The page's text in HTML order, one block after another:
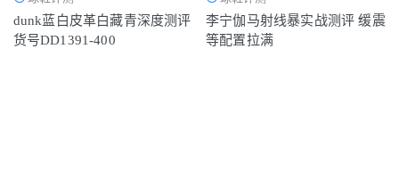
dunk蓝白皮革白藏青深度测评
货号DD1391-400
李宁伽马射线暴实战测评 缓震
等配置拉满